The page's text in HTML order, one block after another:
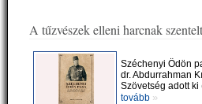
A tűzvészek elleni harcnak
Széchenyi Ödön
dr. Abdurrahman
Szövetség adott ki
tovább »